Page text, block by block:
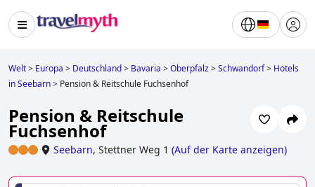
Welt> Europa > Deutschland> Bavaria >Oberpfalz>Schwandorf> Hotels
in Seebarn> Pension & Reitschule Fuchsenhof
Pension & Reitschule
Fuchsenhof
Seebarn, Stettner Weg 1 (Auf der Karte anzeigen)